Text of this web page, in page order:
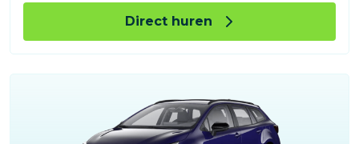
Direct huren